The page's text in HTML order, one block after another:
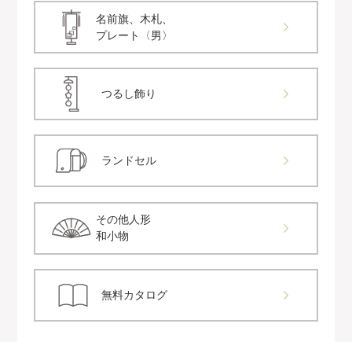
名前旗、木札、
プレート〈男〉
つるし飾り
ランドセル
その他人形
和小物
無料カタログ